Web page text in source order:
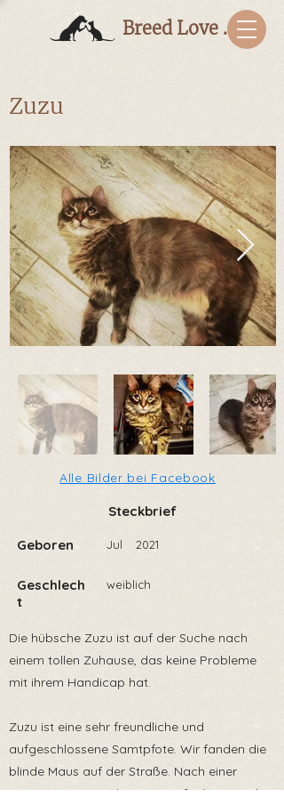
Breed Love Bulgaria
Zuzu
Alle Bilder bei Facebook
Steckbrief
Geboren
Geschlech
t
Jul 2021
weiblich
Die hübsche Zuzu ist auf der Suche nach
einem tollen Zuhause, das keine Probleme
mit ihrem Handicap hat.
Zuzu ist eine sehr freundliche und
aufgeschlossene Samtpfote. Wir fanden die
blinde Maus auf der Straße. Nach einer
gewissen Eingewöhnungszeit findet sie sich